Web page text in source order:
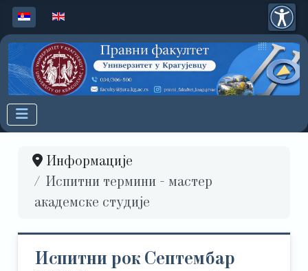
Изаберите ваш језик
Информације
Испитни термини - мастер
академске студије
Испитни рок Септембар